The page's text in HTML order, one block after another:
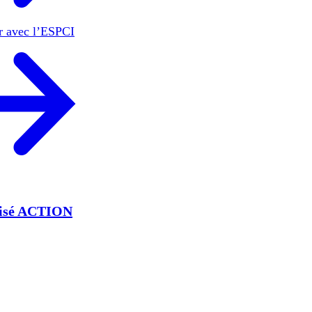
avec l’ESPCI
ACTION